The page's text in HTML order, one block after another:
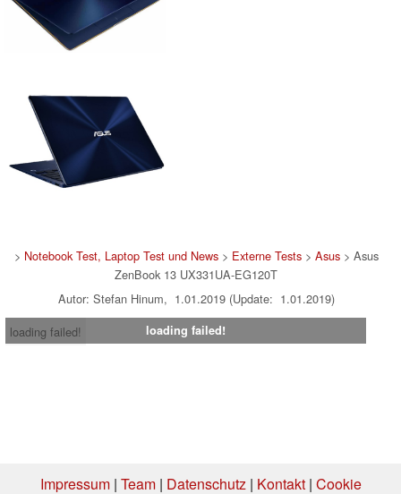
> Notebook Test, Laptop Test und News> Externe Tests> Asus> Asus
ZenBook 13 UX331UA-EG120T
Autor: Stefan Hinum, 1.01.2019 (Update: 1.01.2019)
loading failed!
loading failed!
Impressum| Team| Datenschutz| Kontakt| Cookie